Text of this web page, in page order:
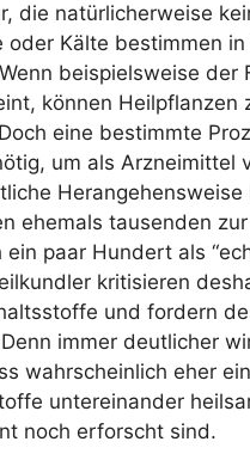
die natür­li­cher­wei­se
oder Käl­te bestim­men
bei­spiels­wei­se der
kön­nen
eine bestimm­te
um als Arz­nei­mit­tel
ehe­mals tau­sen­den
paar Hun­dert als
kri­ti­sie­ren
und for­dern
immer deut­li­cher
wahr­schein­lich eher
unter­ein­an­der
noch erforscht sind.